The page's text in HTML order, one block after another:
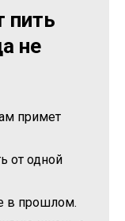
пить
не
примет
от одной
в прошлом.